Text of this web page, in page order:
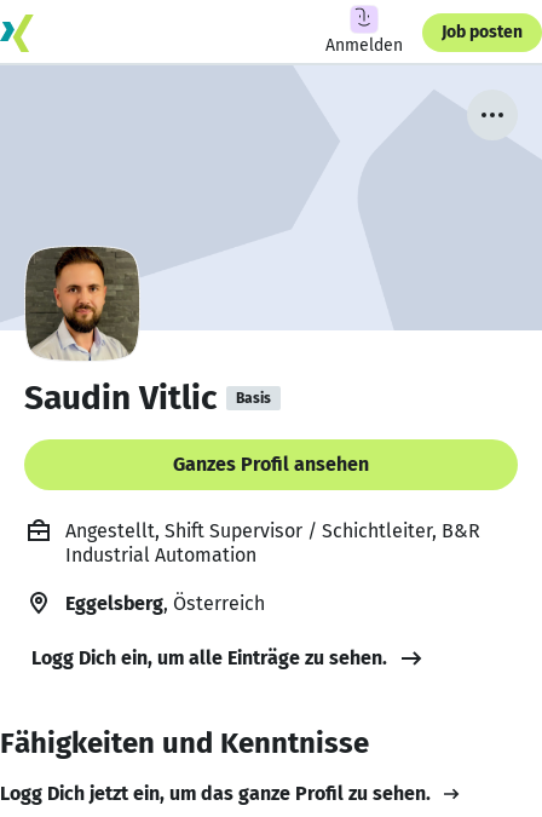
Anmelden
Job posten
Saudin Vitlic Basis
Ganzes Profil ansehen
Angestellt, Shift Supervisor / Schichtleiter, B&R
Industrial Automation
Eggelsberg, Österreich
Logg Dich ein, um alle Einträge zu sehen.
Fähigkeiten und Kenntnisse
Logg Dich jetzt ein, um das ganze Profil zu sehen.